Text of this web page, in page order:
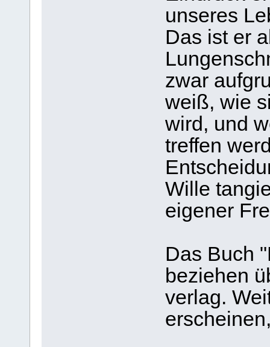
unseres
Das ist er
zwar
weiß, wie
wird, und
treffen
Wille
eigener
Das Buch
beziehen
verlag.